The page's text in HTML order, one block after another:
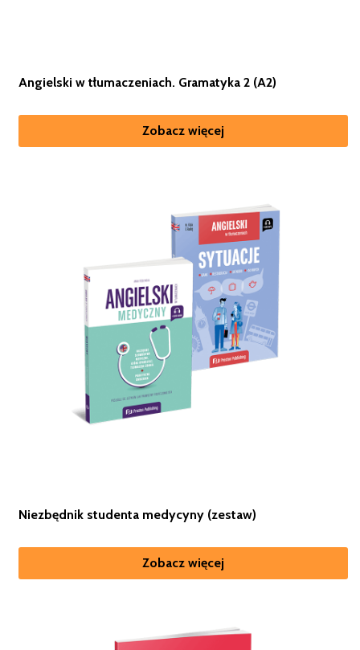
Angielski w tłumaczeniach. Gramatyka 2 (A2)
Zobacz więcej
Niezbędnik studenta medycyny (zestaw)
Zobacz więcej